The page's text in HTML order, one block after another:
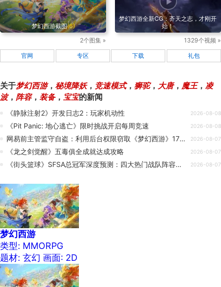
梦幻西游截图(6)
2个图集 »
梦幻西游全新CG：齐天之志，才刚开
始！
1329个视频 »
官网 专区 下载 礼包
关于梦幻西游， 秘境降妖， 竞速模式， 狮驼， 大唐， 魔王， 凌
波， 阵容， 装备， 宝宝的新闻
《静脉注射2》开发日志2：玩家机动性 2026-08-08
《Pit Panic: 地心逃亡》限时挑战开启每周竞速 2026-08-08
网易前主管监守自盗：利用后台权限窃取《梦幻西游》171 个闲置账号，牟利 173 万元获三年缓刑 2026-08-07
《龙之剑觉醒》五毒俱全成就达成攻略 2026-08-07
《街头篮球》SFSA总冠军深度预测：四大热门战队阵容优劣&amp;夺冠概率全解析 2026-08-07
梦幻西游
类型: MMORPG
题材: 玄幻 画面: 2D